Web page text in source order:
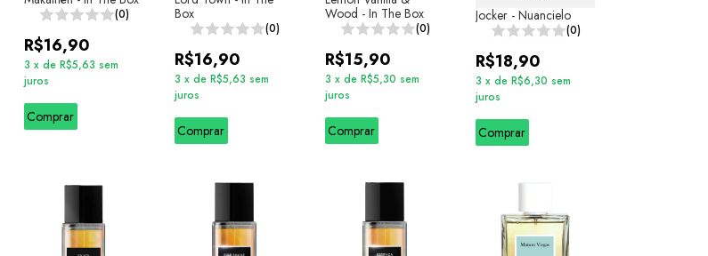
(0)
R$16,90
3 x de R$5,63 sem
juros
Comprar
Box
(0)
R$16,90
3 x de R$5,63 sem
juros
Comprar
Wood - In The Box
(0)
R$15,90
3 x de R$5,30 sem
juros
Comprar
Jocker - Nuancielo
(0)
R$18,90
3 x de R$6,30 sem
juros
Comprar